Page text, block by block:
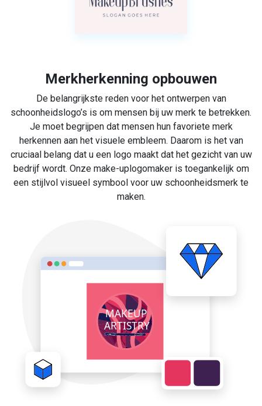
Merkherkenning opbouwen
De belangrijkste reden voor het ontwerpen van
schoonheidslogo’s is om mensen bij uw merk te betrekken.
Je moet begrijpen dat mensen hun favoriete merk
herkennen aan het visuele embleem. Daarom is het van
cruciaal belang dat u een logo maakt dat het gezicht van uw
bedrijf wordt. Onze make-uplogomaker is toegankelijk om
een stijlvol visueel symbool voor uw schoonheidsmerk te
maken.